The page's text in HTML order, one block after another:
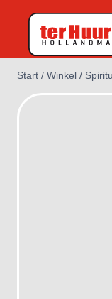
springen
Start / Winkel /